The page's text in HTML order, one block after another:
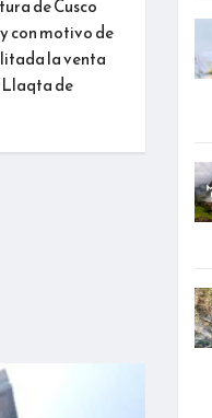
de Cusco
con motivo de
la venta
de